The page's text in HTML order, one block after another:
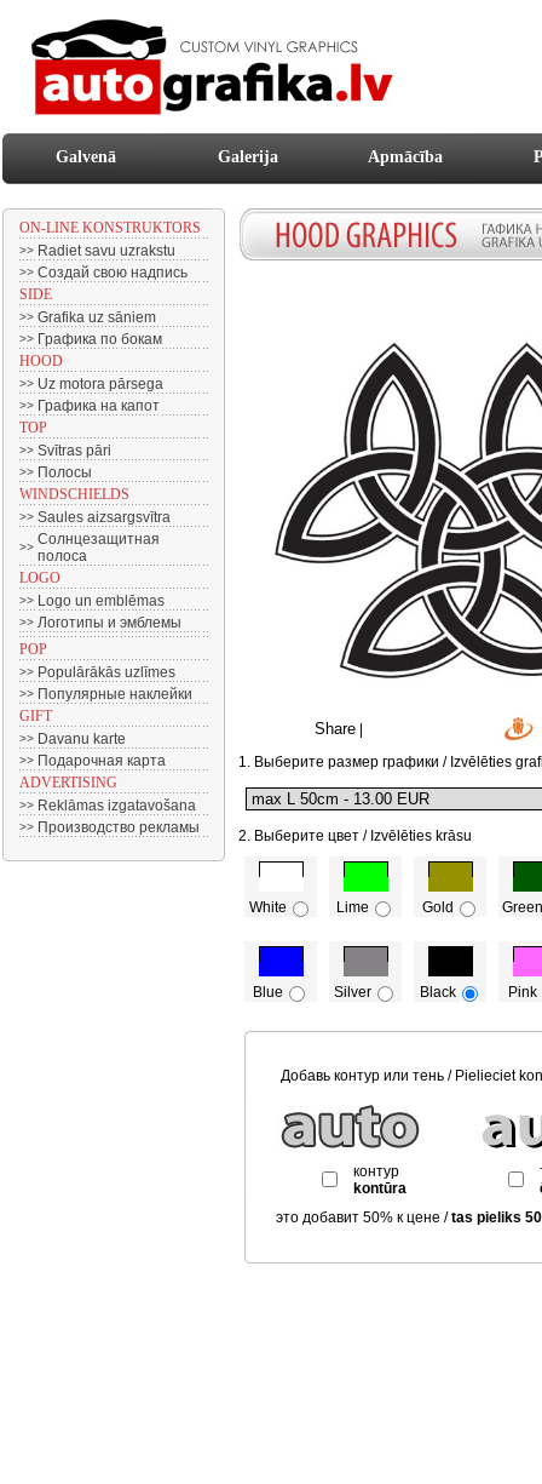
Galvenā Galerija Apmācība
ON-LINE KONSTRUKTORS
>> Radiet savu uzrakstu
>> Создай свою надпись
SIDE
>> Grafika uz sāniem
>> Графика по бокам
HOOD
>> Uz motora pārsega
>> Графика на капот
TOP
>> Svītras pāri
>> Полосы
WINDSCHIELDS
>> Saules aizsargsvītra
>> Солнцезащитная
полоса
LOGO
>> Logo un emblēmas
>> Логотипы и эмблемы
POP
>> Populārākās uzlīmes
>> Популярные наклейки
GIFT
>> Davanu karte
>> Подарочная карта
ADVERTISING
>> Reklāmas izgatavošana
>> Производство рекламы
Share
1. Выберите размер графики / Izvēlēties
2. Выберите цвет / Izvēlēties krāsu
White Lime Gold Green
Blue Silver Black Pink
Добавь контур или тень / Pielieciet
контур
kontūra
это добавит 50% к цене /tas pieliks